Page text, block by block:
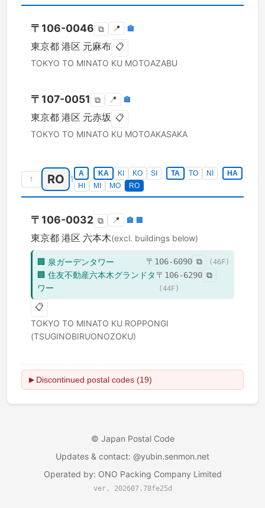
〒 106-0046 ⧉ 📍 🏣
東京都 港区 元麻布 📋
TOKYO TO MINATO KU MOTOAZABU
〒 107-0051 ⧉ 📍 🏣
東京都 港区 元赤坂 📋
TOKYO TO MINATO KU MOTOAKASAKA
↑ RO 1
A KA KI KO SI TA TO NI
HA
HI
MI MO RO
〒 106-0032 ⧉ 📍 🏣 🏢
東京都 港区 六本木(excl. buildings below)
🏢 泉ガーデンタワー 〒 106-6090 ⧉ (46F)
🏢 住友不動産六本木グランドタ
ワー
〒 106-6290 ⧉
(44F)
📋
TOKYO TO MINATO KU ROPPONGI
(TSUGINOBIRUONOZOKU)
▶ Discontinued postal codes (19)
© Japan Postal Code
Updates & contact: @yubin.senmon.net
Operated by: ONO Packing Company Limited
ver. 202607.78fe25d